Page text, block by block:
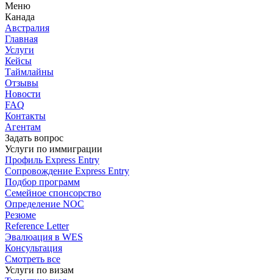
Меню
Канада
Австралия
Главная
Услуги
Кейсы
Таймлайны
Отзывы
Новости
FAQ
Контакты
Агентам
Задать вопрос
Услуги по иммиграции
Профиль Express Entry
Сопровождение Express Entry
Подбор программ
Семейное спонсорство
Определение NOC
Резюме
Reference Letter
Эвалюация в WES
Консультация
Смотреть все
Услуги по визам